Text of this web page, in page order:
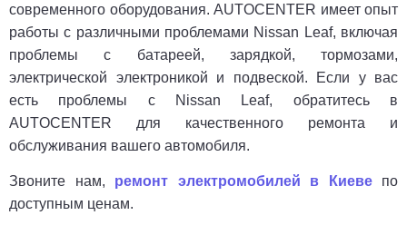
современного оборудования. AUTOCENTER имеет опыт
работы с различными проблемами Nissan Leaf, включая
проблемы с батареей, зарядкой, тормозами,
электрической электроникой и подвеской. Если у вас
есть проблемы с Nissan Leaf, обратитесь в
AUTOCENTER для качественного ремонта и
обслуживания вашего автомобиля.
Звоните нам, ремонт электромобилей в Киевепо
доступным ценам.